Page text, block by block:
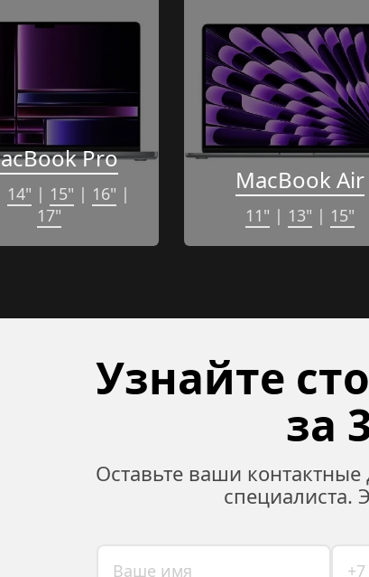
Pro
14" | 15" | 16"
17"
MacBook Air
11" | 13" | 15"
Узнайте
за
Оставьте ваши
специалиста.